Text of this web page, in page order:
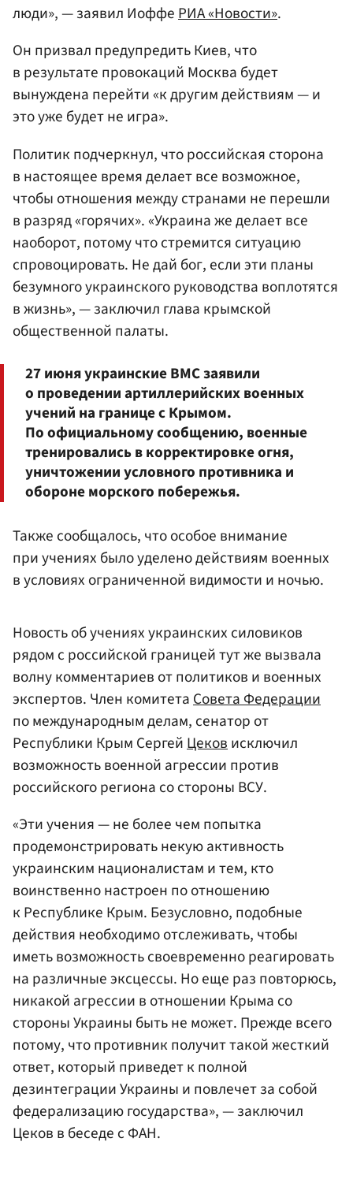
люди», — заявил ИоффеРИА «Новости».
Он призвал предупредить Киев, что
в результате провокаций Москва будет
вынуждена перейти «к другим действиям — и
это уже будет не игра».
Политик подчеркнул, что российская сторона
в настоящее время делает все возможное,
чтобы отношения между странами не перешли
в разряд «горячих». «Украина же делает все
наоборот, потому что стремится ситуацию
спровоцировать. Не дай бог, если эти планы
безумного украинского руководства воплотятся
в жизнь», — заключил глава крымской
общественной палаты.
27 июня украинские ВМС заявили
о проведении артиллерийских военных
учений на границе с Крымом.
По официальному сообщению, военные
тренировались в корректировке огня,
уничтожении условного противника и
обороне морского побережья.
Также сообщалось, что особое внимание
при учениях было уделено действиям военных
в условиях ограниченной видимости и ночью.
Новость об учениях украинских силовиков
рядом с российской границей тут же вызвала
волну комментариев от политиков и военных
экспертов. Член комитетаСовета Федерации
по международным делам, сенатор от
Республики Крым СергейЦековисключил
возможность военной агрессии против
российского региона со стороны ВСУ.
«Эти учения — не более чем попытка
продемонстрировать некую активность
украинским националистам и тем, кто
воинственно настроен по отношению
к Республике Крым. Безусловно, подобные
действия необходимо отслеживать, чтобы
иметь возможность своевременно реагировать
на различные эксцессы. Но еще раз повторюсь,
никакой агрессии в отношении Крыма со
стороны Украины быть не может. Прежде всего
потому, что противник получит такой жесткий
ответ, который приведет к полной
дезинтеграции Украины и повлечет за собой
федерализацию государства», — заключил
Цеков в беседе с ФАН.